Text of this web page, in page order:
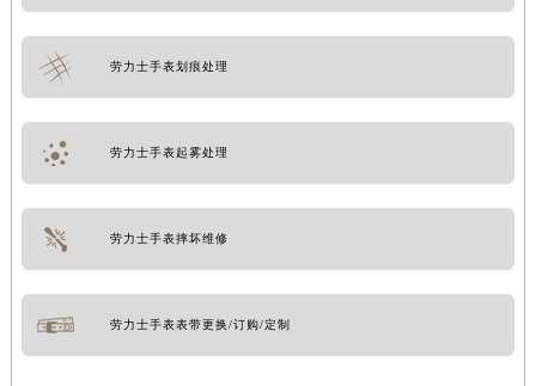
劳力士手表划痕处理
劳力士手表起雾处理
劳力士手表摔坏维修
劳力士手表表带更换/订购/定制